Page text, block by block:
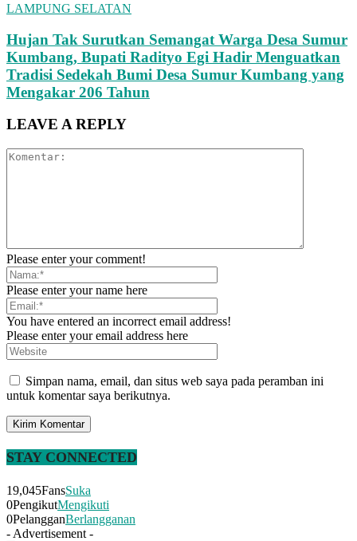
LAMPUNG SELATAN
Hujan Tak Surutkan Semangat Warga Desa Sumur
Kumbang, Bupati Radityo Egi Hadir Menguatkan
Tradisi Sedekah Bumi Desa Sumur Kumbang yang
Mengakar 206 Tahun
LEAVE A REPLY
Please enter your comment!
Please enter your name here
You have entered an incorrect email address!
Please enter your email address here
Simpan nama, email, dan situs web saya pada peramban ini
untuk komentar saya berikutnya.
STAY CONNECTED
19,045FansSuka
0PengikutMengikuti
0PelangganBerlangganan
- Advertisement -